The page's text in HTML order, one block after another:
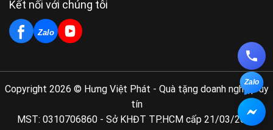
Kết nối với chúng tôi
Zalo
Copyright 2026 © Hưng Việt Phát - Quà tặng doanh nghiệp uy
tín
MST: 0310706860 - Sở KHĐT TP.HCM cấp 21/03/2011
Zalo